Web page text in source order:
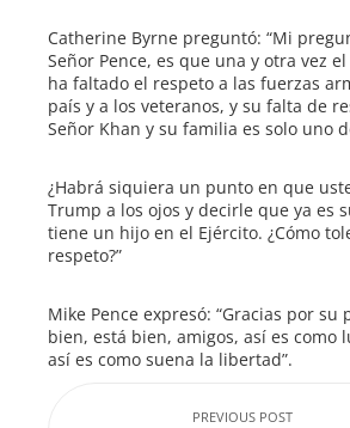
Catherine Byrne preguntó: “Mi
Señor Pence, es que una y otra vez
ha faltado el respeto a las fuerzas
país y a los veteranos, y su falta de
Señor Khan y su familia es solo uno
¿Habrá siquiera un punto en que
Trump a los ojos y decirle que ya es
tiene un hijo en el Ejército. ¿Cómo
respeto?”
Mike Pence expresó: “Gracias por su
bien, está bien, amigos, así es como
así es como suena la libertad”.
PREVIOUS POST